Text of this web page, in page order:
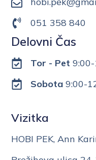
051 358 840
Delovni Čas
Tor - Pet
Sobota9:00-
Vizitka
HOBI PEK, Ann